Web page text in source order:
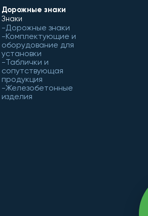
Дорожные знаки
Знаки
Дорожные знаки
Комплектующие и
оборудование для
установки
Таблички и
сопутствующая
продукция
Железобетонные
изделия